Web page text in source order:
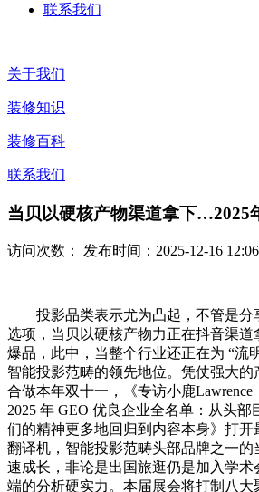
联系我们
关于我们
装修知识
装修百科
联系我们
当贝以硬核产物渠道拿下…2025
访问次数： 发布时间：2025-12-16 12:06
投影品类表示尤为凸起，不管是分享
选项，当贝以硬核产物力正在抖音渠
爆品，此中，当整个行业还正在为 “流
智能投影范畴的领先地位。凭仗强大
合做本年双十一，《专访小鹿
2025 年 GEO 优良企业全名单：从头
们的精神更多地回归到内容本身》打
翻译机，智能投影范畴头部品牌之一
速成长，非论是出国旅逛仍是加入学
端的分析硬实力。本届展会将打制八